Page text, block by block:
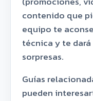
contenido que
equipo te
técnica y te
sorpresas.
Guías
pueden